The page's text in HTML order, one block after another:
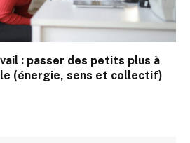
: passer des petits plus à
(énergie, sens et collectif)